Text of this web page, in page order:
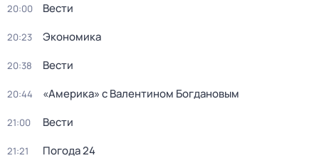
20:00 Вести
20:23 Экономика
20:38 Вести
20:44 «Америка» с Валентином Богдановым
21:00 Вести
21:21 Погода 24